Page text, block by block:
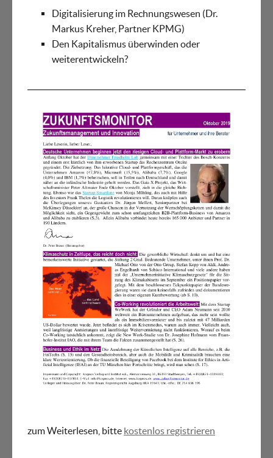
Digitalisierung im Rechnungswesen (Dr.
Markus Kreher, Partner KPMG)
Den Kapitalismus überwinden oder
weiterentwickeln?
zum Weiterlesen, bitte kostenlos registrieren